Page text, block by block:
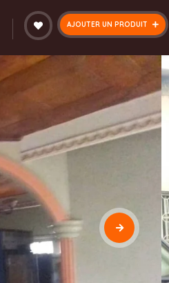
AJOUTER UN PRODUIT